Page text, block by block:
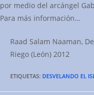
por medio del arcángel
Para más información…
Raad Salam Naaman,
Riego (León) 2012
ETIQUETAS: DESVELANDO EL